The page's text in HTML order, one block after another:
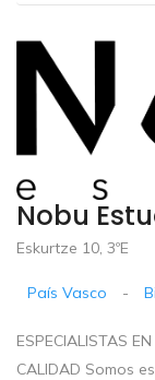
Nobu
Eskurtze 10, 3ºE
País Vasco -
ESPECIALISTAS
CALIDAD Somos